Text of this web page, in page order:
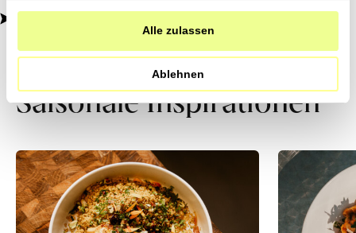
haben.
Alle zulassen
Ablehnen
100% transparent, 0% Zusatzstoffe.
Saisonale Inspirationen